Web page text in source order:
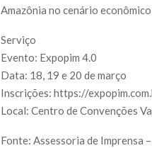
Amazônia no cenário
Serviço
Evento: Expopim 4.0
Data: 18, 19 e 20 de março
Inscrições: https://
Local: Centro de Convenções
Fonte: Assessoria de Imprensa